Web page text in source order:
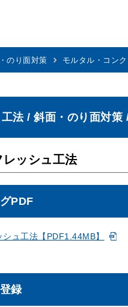
のり面対策 モルタル・コン
法 / 斜面・のり面対策
レッシュ工法
PDF
ュ工法【PDF1.44MB】
録